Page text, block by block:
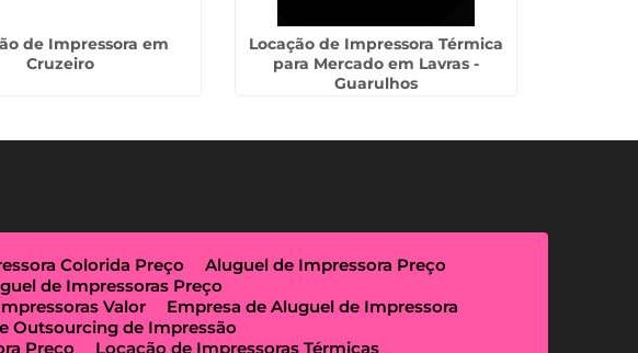
de Impressora em
Cruzeiro
Locação de Impressora Térmica
para Mercado em Lavras -
Guarulhos
Colorida Preço
Aluguel de Impressora Preço
de Impressoras Preço
Valor
Empresa de Aluguel de Impressora
Outsourcing de Impressão
Preço
Locação de Impressoras Térmicas